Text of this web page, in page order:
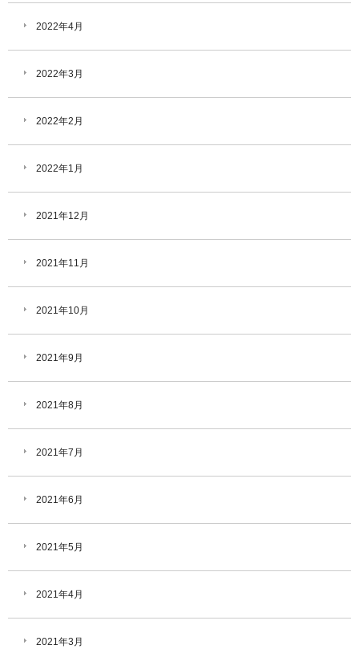
2022年4月
2022年3月
2022年2月
2022年1月
2021年12月
2021年11月
2021年10月
2021年9月
2021年8月
2021年7月
2021年6月
2021年5月
2021年4月
2021年3月